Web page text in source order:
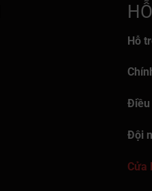
Hỗ
Điều
Đội
Cửa